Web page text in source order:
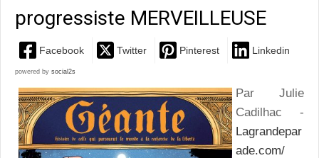
progressiste MERVEILLEUSE
Facebook Twitter Pinterest Linkedin
powered by social2s
Par Julie
Cadilhac -
Lagrandepar
ade.com/